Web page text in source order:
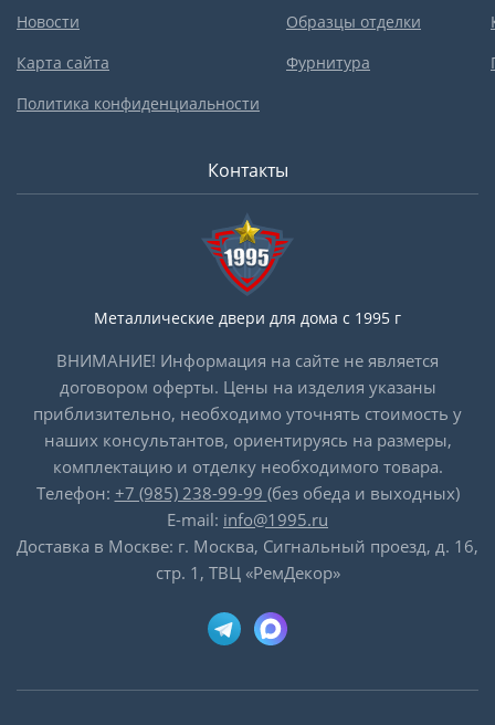
Новости
Карта сайта
Политика конфиденциальности
Образцы отделки
Фурнитура
Контакты
Металлические двери для дома с 1995 г
ВНИМАНИЕ! Информация на сайте не является
договором оферты. Цены на изделия указаны
приблизительно, необходимо уточнять стоимость у
наших консультантов, ориентируясь на размеры,
комплектацию и отделку необходимого товара.
Телефон: +7 (985) 238-99-99 (без обеда и выходных)
E-mail: info@1995.ru
Доставка в Москве: г. Москва, Сигнальный проезд, д. 16,
стр. 1, ТВЦ «РемДекор»